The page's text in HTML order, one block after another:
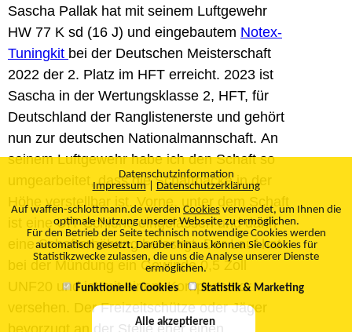
Sascha Pallak hat mit seinem Luftgewehr
HW 77 K sd (16 J) und eingebautem Notex-
Tuningkit bei der Deutschen Meisterschaft
2022 der 2. Platz im HFT erreicht. 2023 ist
Sascha in der Wertungsklasse 2, HFT, für
Deutschland der Ranglistenerste und gehört
nun zur deutschen Nationalmannschaft. An
seinem Luftgewehr habe ich den Schaft so
umgearbeitet, dass die Schaftbacke in der
Höhe verstellbar ist. Vorne, unter dem Schaft
ist eine UIT-Schiene eingelassen und darin
eine Schafterhöhung befestigt. Der Lauf hat
bei der Mündung ein Gewinde 0,5 Zoll
UNF20 und ist mit einem Kompensator
versehen. Der Freizeitschütze oder Jäger
bevorzugt an der Stelle eher einen
Datenschutzinformation
Impressum|Datenschutzerklärung
Auf waffen-schlottmann.de werden Cookiesverwendet, um Ihnen die
optimale Nutzung unserer Webseite zu ermöglichen.
Für den Betrieb der Seite technisch notwendige Cookies werden
automatisch gesetzt. Darüber hinaus können Sie Cookies für
Statistikzwecke zulassen, die uns die Analyse unserer Dienste
ermöglichen.
Funktionelle Cookies
Statistik & Marketing
Alle akzeptieren